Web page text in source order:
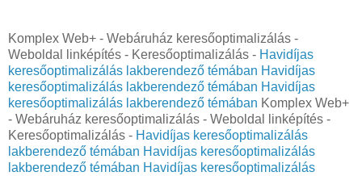
Komplex Web+ - Webáruház keresőoptimalizálás -
Weboldal linképítés - Keresőoptimalizálás - Havidíjas
keresőoptimalizálás lakberendező témában Havidíjas
keresőoptimalizálás lakberendező témában Havidíjas
keresőoptimalizálás lakberendező témában Komplex Web+
- Webáruház keresőoptimalizálás - Weboldal linképítés -
Keresőoptimalizálás - Havidíjas keresőoptimalizálás
lakberendező témában Havidíjas keresőoptimalizálás
lakberendező témában Havidíjas keresőoptimalizálás